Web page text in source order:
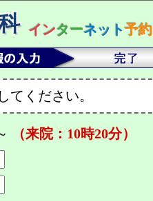
インターネット予約
てください。
（来院：10時20分）